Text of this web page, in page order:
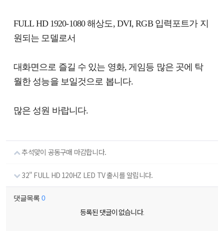
FULL HD 1920-1080 해상도, DVI, RGB 입력포트가 지
원되는 모델로서
대화면으로 즐길 수 있는 영화, 게임등 많은 곳에 탁
월한 성능을 보일것으로 봅니다.
많은 성원 바랍니다.
추석맞이 공동구매 마감합니다.
32" FULL HD 120HZ LED TV 출시를 알립니다.
댓글목록 0
등록된 댓글이 없습니다.